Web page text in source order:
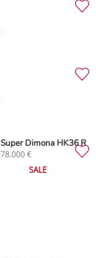
Super Dimona HK36 R
78.000€
SALE